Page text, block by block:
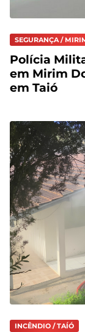
SEGURANÇA /
Polícia
em Mirim
em Taió
INCÊNDIO / TAÍÓ